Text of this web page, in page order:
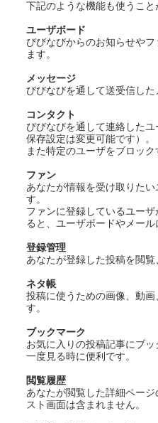
下記のような機能も使うこと
ユーザボード
びびなびからのお知らせや
ます。
メッセージ
びびなびを通して送受信した
コンタクト
びびなびを通して連絡した
保存設定は変更可能です）。
また特定のユーザをブロック
ファン
あなたが情報を受け取りた
す。
ファンに登録しているユー
ると、ユーザボードやメール
登録管理
あなたが登録した投稿を閲覧
ネタ帳
投稿に使うための画像、動
す。
ブックマーク
お気に入りの投稿記事にブ
一度見る時に便利です。
閲覧履歴
あなたが閲覧した詳細ペー
スト画面は含まれません。